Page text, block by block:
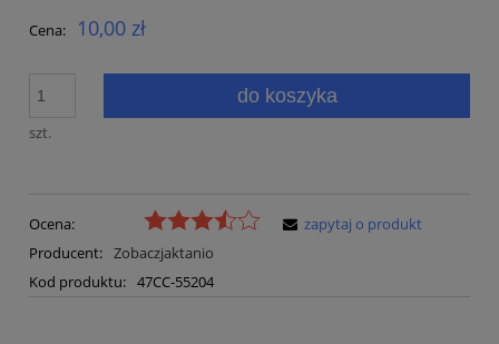
Cena: 10,00 zł
szt.
do koszyka
Ocena:
Producent: Zobaczjaktanio
Kod produktu: 47CC-55204
zapytaj o produkt